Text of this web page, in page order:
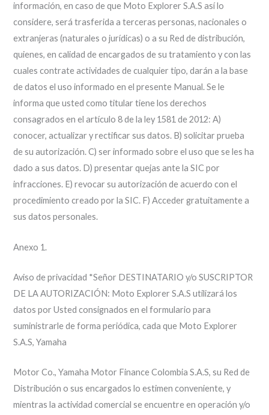
información, en caso de que Moto Explorer S.A.S así lo
considere, será trasferida a terceras personas, nacionales o
extranjeras (naturales o jurídicas) o a su Red de distribución,
quienes, en calidad de encargados de su tratamiento y con las
cuales contrate actividades de cualquier tipo, darán a la base
de datos el uso informado en el presente Manual. Se le
informa que usted como titular tiene los derechos
consagrados en el artículo 8 de la ley 1581 de 2012: A)
conocer, actualizar y rectificar sus datos. B) solicitar prueba
de su autorización. C) ser informado sobre el uso que se les ha
dado a sus datos. D) presentar quejas ante la SIC por
infracciones. E) revocar su autorización de acuerdo con el
procedimiento creado por la SIC. F) Acceder gratuitamente a
sus datos personales.
Anexo 1.
Aviso de privacidad *Señor DESTINATARIO y/o SUSCRIPTOR
DE LA AUTORIZACIÓN: Moto Explorer S.A.S utilizará los
datos por Usted consignados en el formulario para
suministrarle de forma periódica, cada que Moto Explorer
S.A.S, Yamaha
Motor Co., Yamaha Motor Finance Colombia S.A.S, su Red de
Distribución o sus encargados lo estimen conveniente, y
mientras la actividad comercial se encuentre en operación y/o